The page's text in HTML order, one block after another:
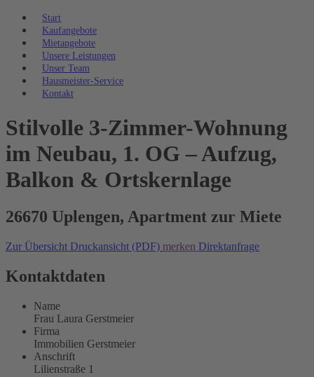
Start
Kaufangebote
Mietangebote
Unsere Leistungen
Unser Team
Hausmeister-Service
Kontakt
Stilvolle 3-Zimmer-Wohnung
im Neubau, 1. OG – Aufzug,
Balkon & Ortskernlage
26670 Uplengen, Apartment zur Miete
Zur Übersicht Druckansicht (PDF) merken Direktanfrage
Kontaktdaten
Name
Frau Laura Gerstmeier
Firma
Immobilien Gerstmeier
Anschrift
Lilienstraße 1